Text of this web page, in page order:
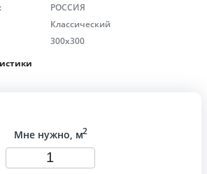
РОССИЯ
Классический
300х300
Мне нужно, м2